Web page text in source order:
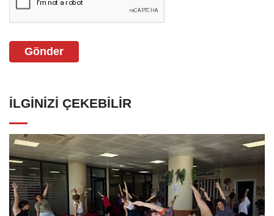
Gönder
İLGINIZI ÇEKEBILIR